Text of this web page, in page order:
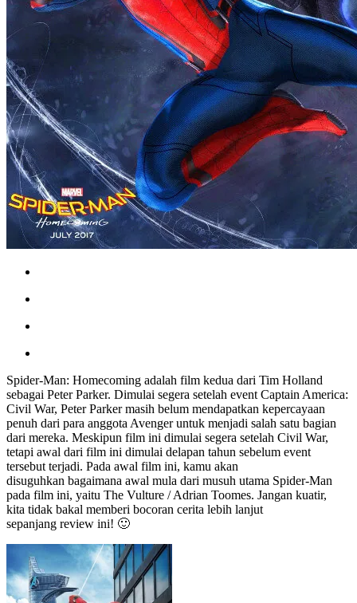
Spider-Man: Homecoming adalah film kedua dari Tim Holland
sebagai Peter Parker. Dimulai segera setelah event Captain America:
Civil War, Peter Parker masih belum mendapatkan kepercayaan
penuh dari para anggota Avenger untuk menjadi salah satu bagian
dari mereka. Meskipun film ini dimulai segera setelah Civil War,
tetapi awal dari film ini dimulai delapan tahun sebelum event
tersebut terjadi. Pada awal film ini, kamu akan
disuguhkan bagaimana awal mula dari musuh utama Spider-Man
pada film ini, yaitu The Vulture / Adrian Toomes. Jangan kuatir,
kita tidak bakal memberi bocoran cerita lebih lanjut
sepanjang review ini! 🙂